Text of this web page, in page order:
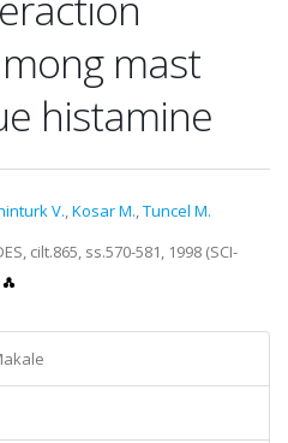
mast
histamine
V.,Kosar M.,Tuncel M.
cilt.865, ss.570-581, 1998 (SCI-